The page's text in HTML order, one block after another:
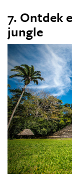
7. Ontdek
jungle